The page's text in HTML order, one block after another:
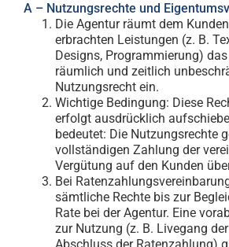
A – Nutzungsrechte und
Die Agentur räumt dem
erbrachten Leistungen (z. B.
Designs, Programmierung)
räumlich und zeitlich
Nutzungsrecht ein.
Wichtige Bedingung: Diese
erfolgt ausdrücklich
bedeutet: Die Nutzungsrechte
vollständigen Zahlung der
Vergütung auf den Kunden
Bei
sämtliche Rechte bis zur
Rate bei der Agentur. Eine
zur Nutzung (z. B. Livegang